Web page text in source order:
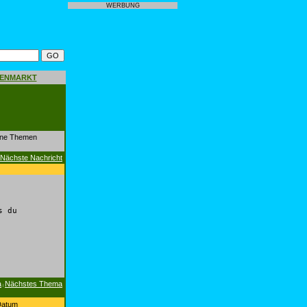
Themen
Nächste Nachricht
du
| Nächstes Thema
WERBUNG